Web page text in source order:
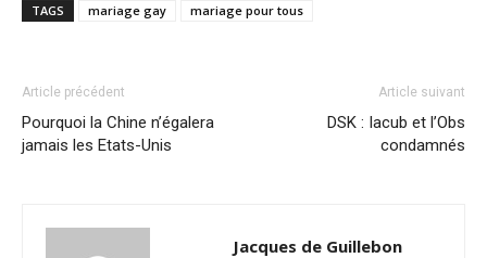
TAGS mariage gay mariage pour tous
Article précédent
Pourquoi la Chine n’égalera
jamais les Etats-Unis
Article suivant
DSK : Iacub et l’Obs
condamnés
Jacques de Guillebon